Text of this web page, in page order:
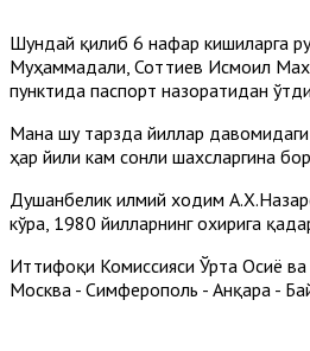
Шундай қилиб 6 нафар кишиларга
Муҳаммадали, Соттиев Исмоил
пунктида паспорт назоратидан
Мана шу тарзда йиллар
ҳар йили кам сонли шахсларгина
Душанбелик илмий ходим
кўра, 1980 йилларнинг охирига
Иттифоқи Комиссияси Ўрта Осиё
Москва - Симферополь - Анқара -